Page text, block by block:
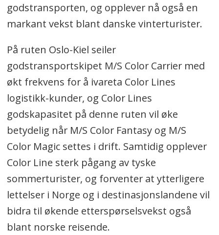
godstransporten, og opplever nå også en
markant vekst blant danske vinterturister.
På ruten Oslo-Kiel seiler
godstransportskipet M/S Color Carrier med
økt frekvens for å ivareta Color Lines
logistikk-kunder, og Color Lines
godskapasitet på denne ruten vil øke
betydelig når M/S Color Fantasy og M/S
Color Magic settes i drift. Samtidig opplever
Color Line sterk pågang av tyske
sommerturister, og forventer at ytterligere
lettelser i Norge og i destinasjonslandene vil
bidra til økende etterspørselsvekst også
blant norske reisende.